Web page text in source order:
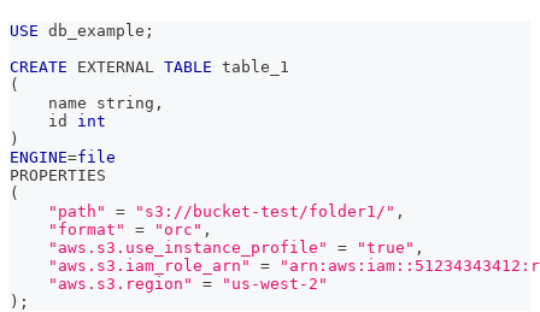
USE db_example ;
CREATE EXTERNAL TABLE table_1
(
    name string
,
    id
int
)
ENGINE=file
PROPERTIES
(
"path"
= "s3://bucket-test/folder1/" ,
"format"
= "orc" ,
"aws.s3.use_instance_profile"
= "true" ,
"aws.s3.iam_role_arn"
=
"aws.s3.region"
=
"us-west-2"
) ;